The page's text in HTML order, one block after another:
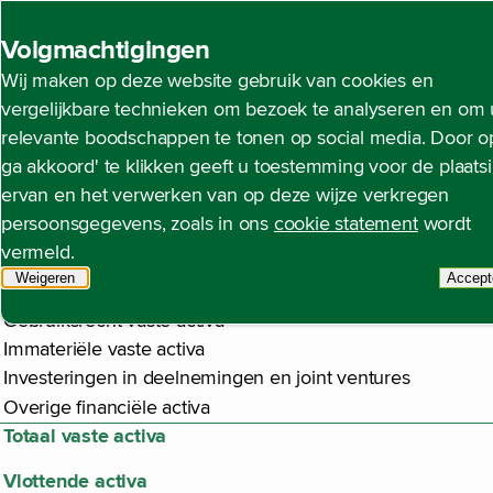
Volgmachtigingen
Wij maken op deze website gebruik van cookies en
vergelijkbare technieken om bezoek te analyseren en om
relevante boodschappen te tonen op social media. Door
ga akkoord' te klikken geeft u toestemming voor de
ervan en het verwerken van op deze wijze verkregen
persoonsgegevens, zoals in ons cookie statementwordt
vermeld.
Weigeren
Open content navigation
Jaarrekening Geconsolideerde jaarrekening
Geconsolideerde
€ miljoen
Activa
Vaste activa
Materiële vaste activa
Gebruiksrecht vaste activa
Immateriële vaste activa
Investeringen in deelnemingen en joint ventures
Overige financiële activa
Totaal vaste activa
Vlottende activa